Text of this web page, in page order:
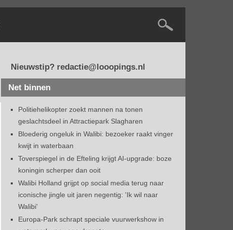
Nieuwstip? redactie@looopings.nl
Net binnen
Politiehelikopter zoekt mannen na tonen
geslachtsdeel in Attractiepark Slagharen
Bloederig ongeluk in Walibi: bezoeker raakt vinger
kwijt in waterbaan
Toverspiegel in de Efteling krijgt AI-upgrade: boze
koningin scherper dan ooit
Walibi Holland grijpt op social media terug naar
iconische jingle uit jaren negentig: 'Ik wil naar
Walibi'
Europa-Park schrapt speciale vuurwerkshow in